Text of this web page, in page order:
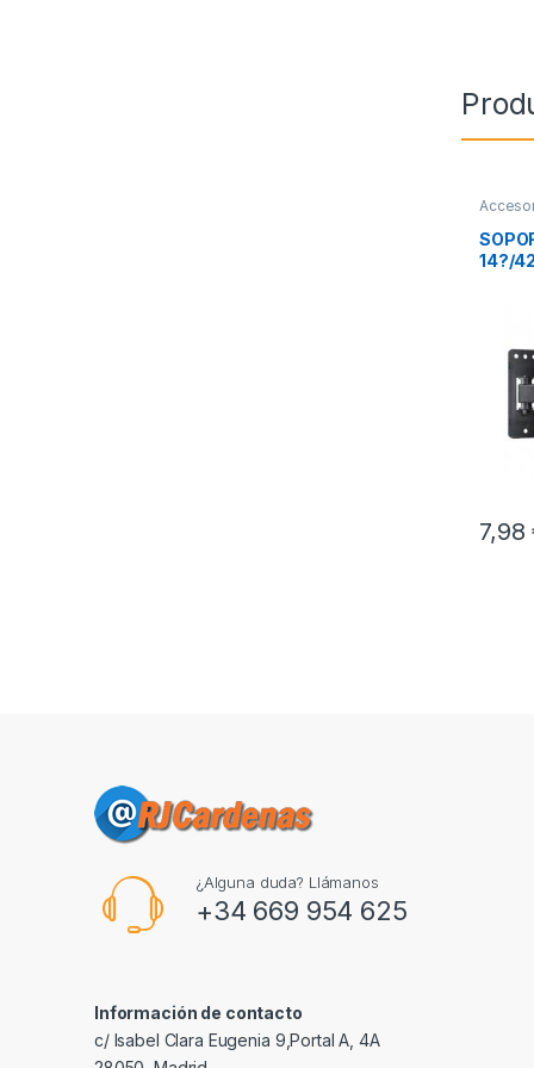
14?/
7,98
¿Alguna duda? Llámanos
+34 669 954 625
Información de contacto
c/ Isabel Clara Eugenia 9,Portal A, 4A